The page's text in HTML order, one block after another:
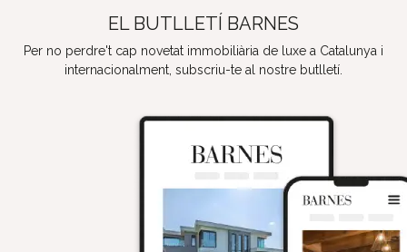
EL BUTLLETÍ BARNES
Per no perdre't cap novetat immobiliària de luxe a Catalunya i
internacionalment, subscriu-te al nostre butlletí.